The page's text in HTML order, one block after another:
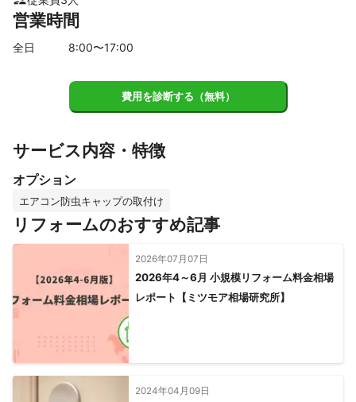
営業時間
全日 8:00〜17:00
費用を診断する（無料）
サービス内容・特徴
オプション
エアコン防虫キャップの取付け
リフォームのおすすめ記事
2026年07月07日
2026年4～6月 小規模リフォーム料金相場
レポート【ミツモア相場研究所】
2024年04月09日